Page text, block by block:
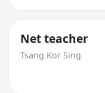
Net teacher
Tsang Kor Sing